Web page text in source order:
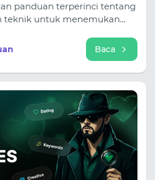
panduan terperinci tentang
teknik untuk menemukan
Baca